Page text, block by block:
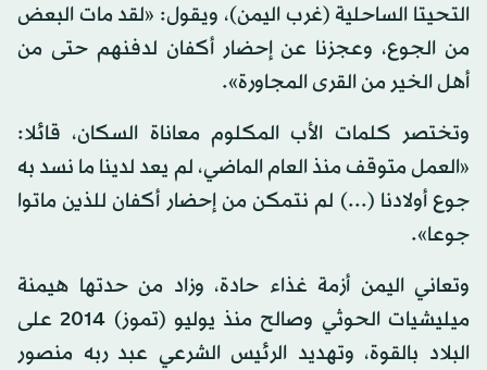
التحيتا الساحلية (غرب اليمن)، ويقول: «لقد مات البعض
من الجوع، وعجزنا عن إحضار أكفان لدفنهم حتى من
أهل الخير من القرى المجاورة».
وتختصر كلمات الأب المكلوم معاناة السكان، قائلا:
«العمل متوقف منذ العام الماضي، لم يعد لدينا ما نسد به
جوع أولادنا (...) لم نتمكن من إحضار أكفان للذين ماتوا
جوعا».
وتعاني اليمن أزمة غذاء حادة، وزاد من حدتها هيمنة
ميليشيات الحوثي وصالح منذ يوليو (تموز) 2014 على
البلاد بالقوة، وتهديد الرئيس الشرعي عبد ربه منصور